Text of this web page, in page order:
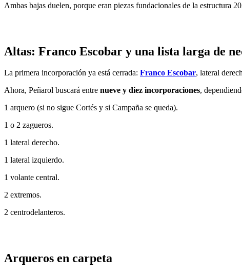
Ambas bajas duelen, porque eran piezas fundacionales de la estructura
Altas: Franco Escobar y una lista larga de
La primera incorporación ya está cerrada: Franco Escobar, lateral
Ahora, Peñarol buscará entre nueve y diez incorporaciones,
1 arquero (si no sigue Cortés y si Campaña se queda).
1 o 2 zagueros.
1 lateral derecho.
1 lateral izquierdo.
1 volante central.
2 extremos.
2 centrodelanteros.
Arqueros en carpeta